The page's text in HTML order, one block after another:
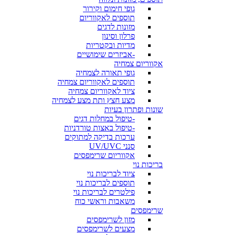
גופי חימום וקירור
תוספים לאקווריום
מזונות לדגים
פרלון וסינון
מדיות ובקטריות
-אביזרים שימושיים
אקווריום צמחיה
גופי תאורה לצמחיה
תוספים לאקווריום צמחיה
ציוד לאקווריום צמחיה
מצע חצץ ותת מצע לצמחיה
שונות ופתרון בעיות
-טיפול במחלות דגים
-טיפול באצות טורדניות
ערכות בדיקה למתוקים
סנני UV/UVC
אקווריום שרימפסים
בריכות נוי
ציוד לבריכות נוי
תוספים לבריכות נוי
פילטרים לבריכות נוי
משאבות וראשי כוח
שרימפסים
מזון לשרימפסים
מצעים לשרימפסים